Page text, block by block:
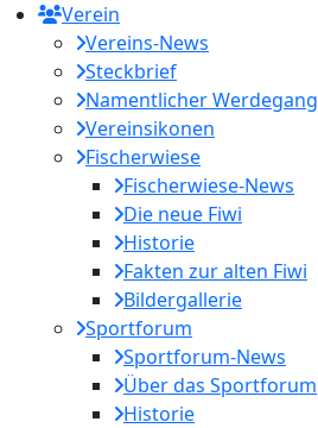
Verein
Vereins-News
Steckbrief
Namentlicher Werdegang
Vereinsikonen
Fischerwiese
Fischerwiese-News
Die neue Fiwi
Historie
Fakten zur alten Fiwi
Bildergallerie
Sportforum
Sportforum-News
Über das Sportforum
Historie